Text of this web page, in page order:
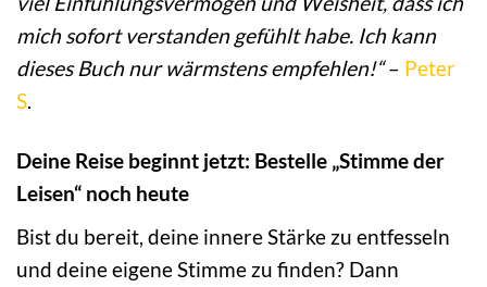
mich sofort verstanden gefühlt habe. Ich kann
dieses Buch nur wärmstens empfehlen!“– Peter
S.
Deine Reise beginnt jetzt: Bestelle „Stimme der
Leisen“ noch heute
Bist du bereit, deine innere Stärke zu entfesseln
und deine eigene Stimme zu finden? Dann